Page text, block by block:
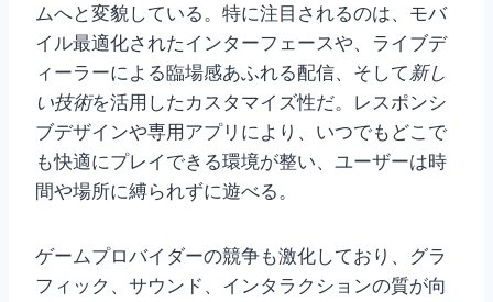
ムへと変貌している。特に注目されるのは、モバ
イル最適化されたインターフェースや、ライブデ
ィーラーによる臨場感あふれる配信、そして 新し
い技術を活用したカスタマイズ性だ。レスポンシ
ブデザインや専用アプリにより、いつでもどこで
も快適にプレイできる環境が整い、ユーザーは時
間や場所に縛られずに遊べる。
ゲームプロバイダーの競争も激化しており、グラ
フィック、サウンド、インタラクションの質が向